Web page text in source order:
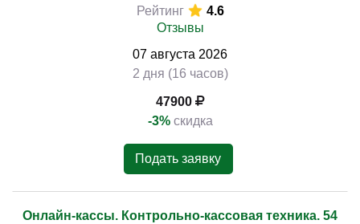
Рейтинг
4.6
Отзывы
07 августа 2026
2 дня (16 часов)
47900
-3% скидка
Подать заявку
Онлайн-кассы. Контрольно-кассовая техника. 54